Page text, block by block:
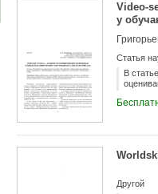
Video-
у
Статья
В
Другой